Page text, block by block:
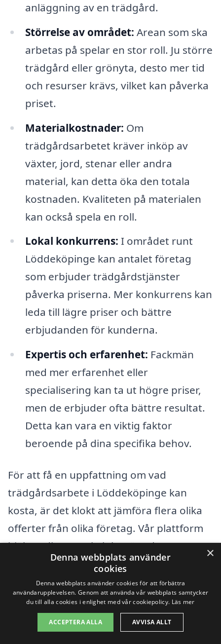
anläggning av en trädgård.
Störrelse av området: Arean som ska
arbetas på spelar en stor roll. Ju större
trädgård eller grönyta, desto mer tid
och resurser krävs, vilket kan påverka
priset.
Materialkostnader: Om
trädgårdsarbetet kräver inköp av
växter, jord, stenar eller andra
material, kan detta öka den totala
kostnaden. Kvaliteten på materialen
kan också spela en roll.
Lokal konkurrens: I området runt
Löddeköpinge kan antalet företag
som erbjuder trädgårdstjänster
påverka priserna. Mer konkurrens kan
leda till lägre priser och bättre
erbjudanden för kunderna.
Expertis och erfarenhet: Fackmän
med mer erfarenhet eller
specialisering kan ta ut högre priser,
men de erbjuder ofta bättre resultat.
Detta kan vara en viktig faktor
beroende på dina specifika behov.
För att få en uppfattning om vad
trädgårdsarbete i Löddeköpinge kan
kosta, är det klokt att jämföra flera olika
offerter från olika företag. Vår plattform
hjälper dig att enkelt begära dessa
offerter, vilket gör det lättare för dig att
fatta ett informerat beslut. Ta hänsyn till
varje företags expertis, omdömen och
vad de erbjuder för att säkerställa att du
får den bästa möjliga tjänsten.
×
Denna webbplats använder
cookies
Denna webbplats använder cookies för att förbättra
användarupplevelsen. Genom att använda vår webbplats samtycker
du till alla cookies i enlighet med vår cookiepolicy. Läs mer
ACCEPTERA ALLA AVVISA ALLT